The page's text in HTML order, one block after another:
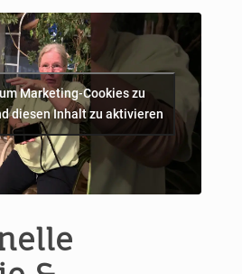
Marketing-Cookies zu
diesen Inhalt zu aktivieren